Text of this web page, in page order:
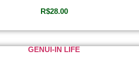
R$28.00
GENUI-IN LIFE